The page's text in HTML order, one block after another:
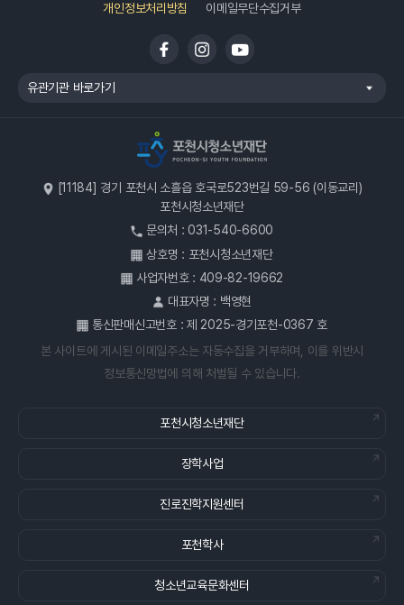
개인정보처리방침 이메일무단수집거부
유관기관 바로가기
[11184] 경기 포천시 소흘읍 호국로523번길 59-56 (이동교리)
포천시청소년재단
문의처 : 031-540-6600
상호명 : 포천시청소년재단
사업자번호 : 409-82-19662
대표자명 : 백영현
통신판매신고번호 : 제 2025-경기포천-0367 호
본 사이트에 게시된 이메일주소는 자동수집을 거부하며, 이를 위반시
정보통신망법에 의해 처벌될 수 있습니다.
포천시청소년재단
장학사업
진로진학지원센터
포천학사
청소년교육문화센터